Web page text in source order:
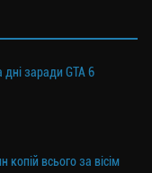
заради GTA 6
всього за вісім